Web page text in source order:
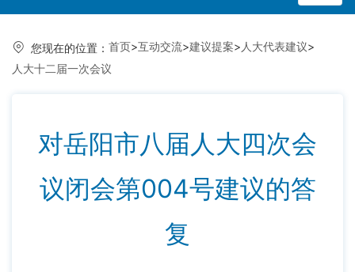
您现在的位置： 首页>互动交流>建议提案> 人大代表建议>
人大十二届一次会议
对岳阳市八届人大四次会
议闭会第004号建议的答
复